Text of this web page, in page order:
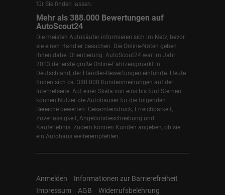
für Sie finden lassen.
Mehr als 388.000 Bewertungen auf
AutoScout24
Die meisten Autokäufer informieren sich im Netz, bevor
sie einen Händler besuchen. Die Online-Noten geben
ihnen dabei Orientierung. AutoScout24 war im Jahr
2013 der erste große Online-Fahrzeugmarkt in
Deutschland, der Händler-Bewertungen einführte. Heute
finden sich ca. 388.000 Kundenmeinungen auf der
Internetseite. Auf einer Skala von eins bis fünf Sternen
können Nutzer die Autohäuser für die folgenden
Bereiche bewerten: Gesamteindruck, Erreichbarkeit,
Zuverlässigkeit, Angebotsbeschreibung und
Kauferlebnis. Zudem können Kunden angeben, ob sie
ein Autohaus weiterempfehlen.
Anmelden
Informationen zur Barrierefreiheit
Impressum
AGB Widerrufsbelehrung